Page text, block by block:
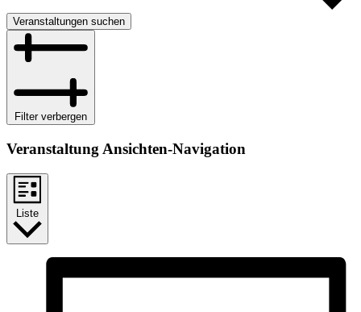
Veranstaltungen suchen
Filter verbergen
Veranstaltung Ansichten-Navigation
Liste